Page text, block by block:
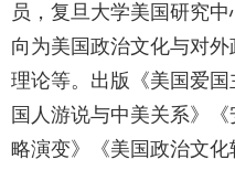
员，复旦大学美国研究
向为美国政治文化与对
理论等。出版《美国爱
国人游说与中美关系》
略演变》《美国政治文